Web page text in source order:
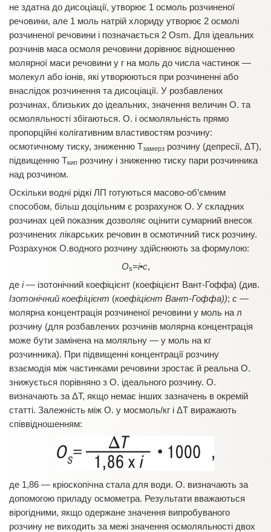
не здатна до дисоціації, утворює 1 осмоль розчиненої
речовини, але 1 моль натрій хлориду утворює 2 осмолі
розчиненої речовини і позначається 2 Osm. Для ідеальних
розчинів маса осмоля речовини дорівнює відношенню
молярної маси речовини у г на моль до числа частинок —
молекул або іонів, які утворюються при розчиненні або
внаслідок розчинення та дисоціації. У розбавлених
розчинах, близьких до ідеальних, значення величин О. та
осмоляльності збігаються. О. і осмоляльність прямо
пропорційні колігативним властивостям розчину:
осмотичному тиску, зниженню Тзамерз розчину (депресії, ΔТ),
підвищенню Ткип розчину і зниженню тиску пари розчинника
над розчином.
Оскільки водні рідкі ЛП готуються масово-об’ємним
способом, більш доцільним є розрахунок О. У складних
розчинах цей показник дозволяє оцінити сумарний внесок
розчинених лікарських речовин в осмотичний тиск розчину.
Розрахунок О.водного розчину здійснюють за формулою:
Os=і•с,
де і— ізотонічний коефіцієнт (коефіцієнт Вант-Гоффа) (див.
Ізотонічний коефіцієнт (коефіцієнт Вант-Гоффа)); с —
молярна концентрація розчиненої речовини у моль на л
розчину (для розбавлених розчинів молярна концентрація
може бути замінена на моляльну — у моль на кг
розчинника). При підвищенні концентрації розчину
взаємодія між частинками речовини зростає й реальна О.
знижується порівняно з О. ідеального розчину. О.
визначають за ΔТ, якщо немає інших зазначень в окремій
статті. Залежність між О. у мосмоль/кг і ΔТ виражають
співвідношенням:
де 1,86 — кріоскопічна стала для води. О. визначають за
допомогою приладу осмометра. Результати вважаються
вірогідними, якщо одержане значення випробуваного
розчину не виходить за межі значення осмоляльності двох